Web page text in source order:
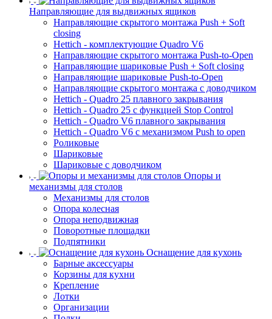
Направляющие для выдвижных ящиков
Направляющие скрытого монтажа Push + Soft
closing
Hettich - комплектующие Quadro V6
Направляющие скрытого монтажа Push-to-Open
Направляющие шариковые Push + Soft closing
Направляющие шариковые Push-to-Open
Направляющие скрытого монтажа с доводчиком
Hettich - Quadro 25 плавного закрывания
Hettich - Quadro 25 с функцией Stop Control
Hettich - Quadro V6 плавного закрывания
Hettich - Quadro V6 с механизмом Push to open
Роликовые
Шариковые
Шариковые с доводчиком
Опоры и
механизмы для столов
Механизмы для столов
Опора колесная
Опора неподвижная
Поворотные площадки
Подпятники
Оснащение для кухонь
Барные аксессуары
Корзины для кухни
Крепление
Лотки
Организации